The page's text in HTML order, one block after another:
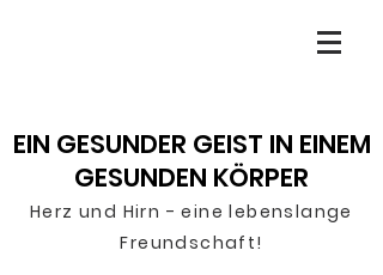
EIN GESUNDER GEIST IN EINEM
GESUNDEN KÖRPER
Herz und Hirn - eine lebenslange
Freundschaft!